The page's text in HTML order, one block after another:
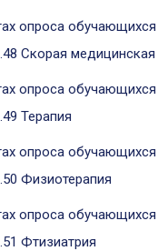
опроса
Скорая
опроса
Терапия
опроса
Физиотерапия
опроса
Фтизиатрия